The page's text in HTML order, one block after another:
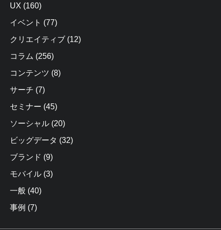
UX (160)
イベント (77)
クリエイティブ (12)
コラム (256)
コンテンツ (8)
サーチ (7)
セミナー (45)
ソーシャル (20)
ビッグデータ (32)
ブランド (9)
モバイル (3)
一般 (40)
事例 (7)